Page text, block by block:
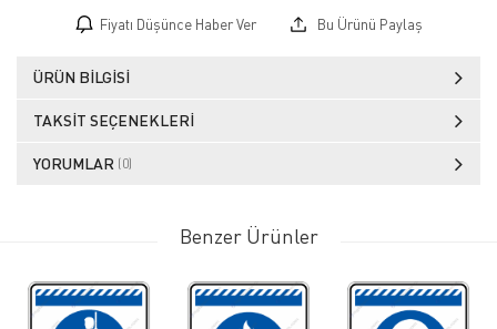
Fiyatı Düşünce Haber Ver Bu Ürünü Paylaş
ÜRÜN BILGISI
TAKSIT SEÇENEKLERI
YORUMLAR (0)
Benzer Ürünler